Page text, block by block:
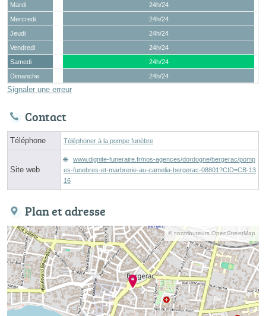
Mardi
24h/24
Mercredi
24h/24
Jeudi
24h/24
Vendredi
24h/24
Samedi
24h/24
Dimanche
24h/24
Signaler une erreur
Contact
Téléphone Téléphoner à la pompe funèbre
Site web
www.dignite-funeraire.fr/nos-agences/dordogne/bergerac/pomp
es-funebres-et-marbrerie-au-camelia-bergerac-08801?CID=CB-13
16
Plan et adresse
© contributeurs OpenStreetMap